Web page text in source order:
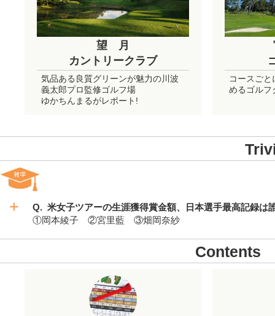
望 月
カントリークラブ
気品ある良質グリーンが魅力の川波
義太郎プロ監修ゴルフ場
ゆかちんまるがレポート!
コースご
めるゴルフ
Q. 米女子ツアーの生涯獲得賞金額、日本選手最高記録は
①岡本綾子 ②宮里藍 ③畑岡奈紗
Contents